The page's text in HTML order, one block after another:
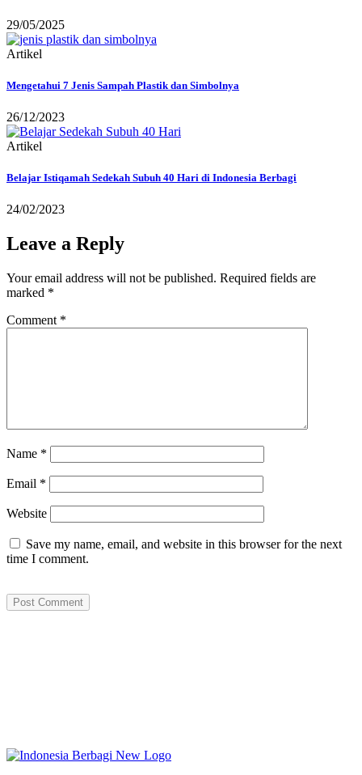
29/05/2025
Artikel
Mengetahui 7 Jenis Sampah Plastik dan Simbolnya
26/12/2023
Artikel
Belajar Istiqamah Sedekah Subuh 40 Hari di Indonesia Berbagi
24/02/2023
Leave a Reply
Your email address will not be published. Required fields are
marked *
Comment *
Name *
Email *
Website
Save my name, email, and website in this browser for the next
time I comment.